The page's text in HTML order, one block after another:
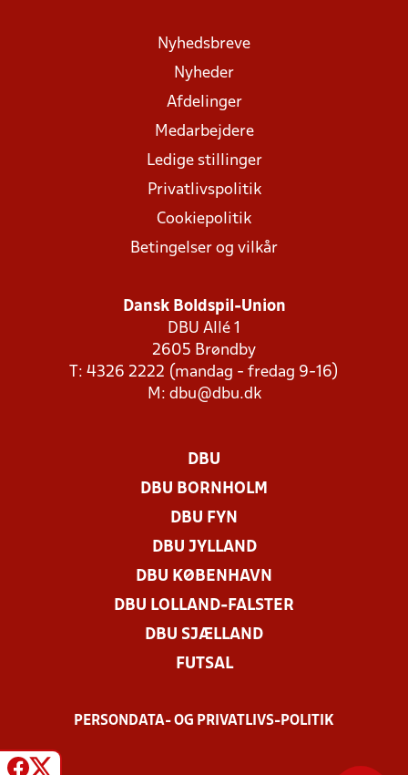
Nyhedsbreve
Nyheder
Afdelinger
Medarbejdere
Ledige stillinger
Privatlivspolitik
Cookiepolitik
Betingelser og vilkår
Dansk Boldspil-Union
DBU Allé 1
2605 Brøndby
T: 4326 2222 (mandag - fredag 9-16)
M: dbu@dbu.dk
DBU
DBU BORNHOLM
DBU FYN
DBU JYLLAND
DBU KØBENHAVN
DBU LOLLAND-FALSTER
DBU SJÆLLAND
FUTSAL
PERSONDATA- OG PRIVATLIVS-POLITIK